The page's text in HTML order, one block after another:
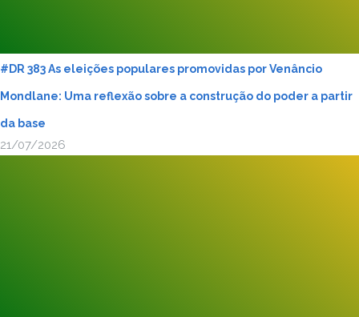
#DR 383 As eleições populares promovidas por Venâncio
Mondlane: Uma reflexão sobre a construção do poder a partir
da base
21/07/2026